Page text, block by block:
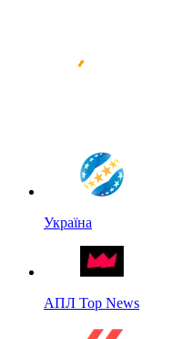
Україна
АПЛ Top News